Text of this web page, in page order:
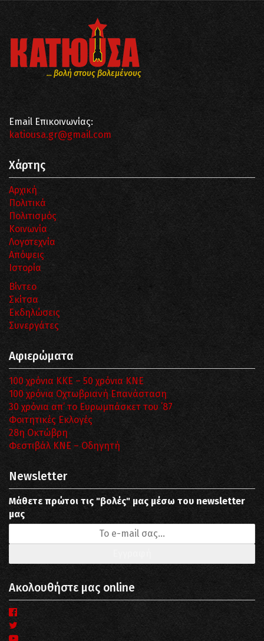
... βολή στους βολεμένους
Email Επικοινωνίας:
katiousa.gr@gmail.com
Χάρτης
Αρχική
Πολιτικά
Πολιτισμός
Κοινωνία
Λογοτεχνία
Απόψεις
Ιστορία
Βίντεο
Σκίτσα
Εκδηλώσεις
Συνεργάτες
Αφιερώματα
100 χρόνια ΚΚΕ – 50 χρόνια ΚΝΕ
100 χρόνια Οχτωβριανή Επανάσταση
30 χρόνια απ’ το Ευρωμπάσκετ του ΄87
Φοιτητικές Εκλογές
28η Οκτώβρη
Φεστιβάλ ΚΝΕ – Οδηγητή
Newsletter
Μάθετε πρώτοι τις "βολές" μας μέσω του newsletter
μας
Ακολουθήστε μας online